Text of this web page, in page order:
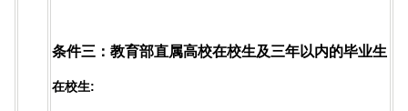
条件三：教育部直属高校在校生及三年以内的毕业生
在校生: